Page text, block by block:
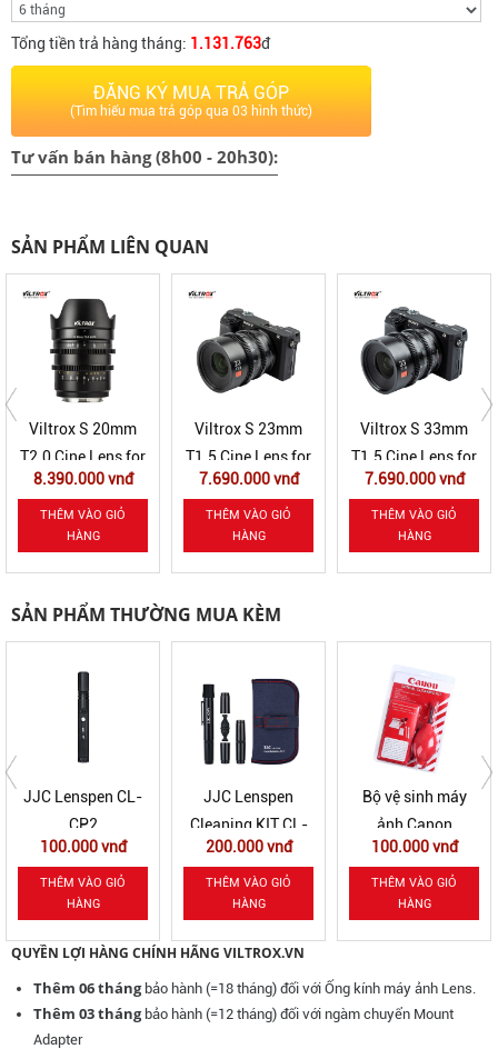
Tổng tiền trả hàng tháng: 1.131.763đ
ĐĂNG KÝ MUA TRẢ GÓP
(Tìm hiểu mua trả góp qua 03 hình thức)
Tư vấn bán hàng (8h00 - 20h30):
SẢN PHẨM LIÊN QUAN
Viltrox S 23mm
T1.5 Cine Lens for
Sony E Mount
7.690.000 vnđ
THÊM VÀO GIỎ
HÀNG
Viltrox S 33mm
T1.5 Cine Lens for
Sony E Mount
7.690.000 vnđ
THÊM VÀO GIỎ
HÀNG
Viltrox S 56mm
T1.5 Cine Lens for
Sony E Mount
7.690.000 vnđ
THÊM VÀO GIỎ
HÀNG
SẢN PHẨM THƯỜNG MUA KÈM
JJC Lenspen
Cleaning KIT CL-
P4II
200.000 vnđ
THÊM VÀO GIỎ
HÀNG
Bộ vệ sinh máy
ảnh Canon
100.000 vnđ
THÊM VÀO GIỎ
HÀNG
Zeiss Lens
Cleaning Wipe (15
pcs)
70.000 vnđ
THÊM VÀO GIỎ
HÀNG
QUYỀN LỢI HÀNG CHÍNH HÃNG VILTROX.VN
Thêm 06 thángbảo hành (=18 tháng) đối với Ống kính máy ảnh Lens.
Thêm 03 thángbảo hành (=12 tháng) đối với ngàm chuyển Mount
Adapter